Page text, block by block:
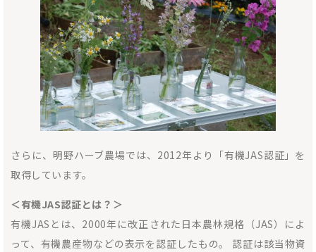
さらに、明野ハーブ農場では、2012年より「有機JAS認証」を
取得しています。
＜有機JAS認証とは？＞
有機JASとは、2000年に改正された日本農林規格（JAS）によ
って、有機農産物などの表示を認証したもの。 認証は該当物資